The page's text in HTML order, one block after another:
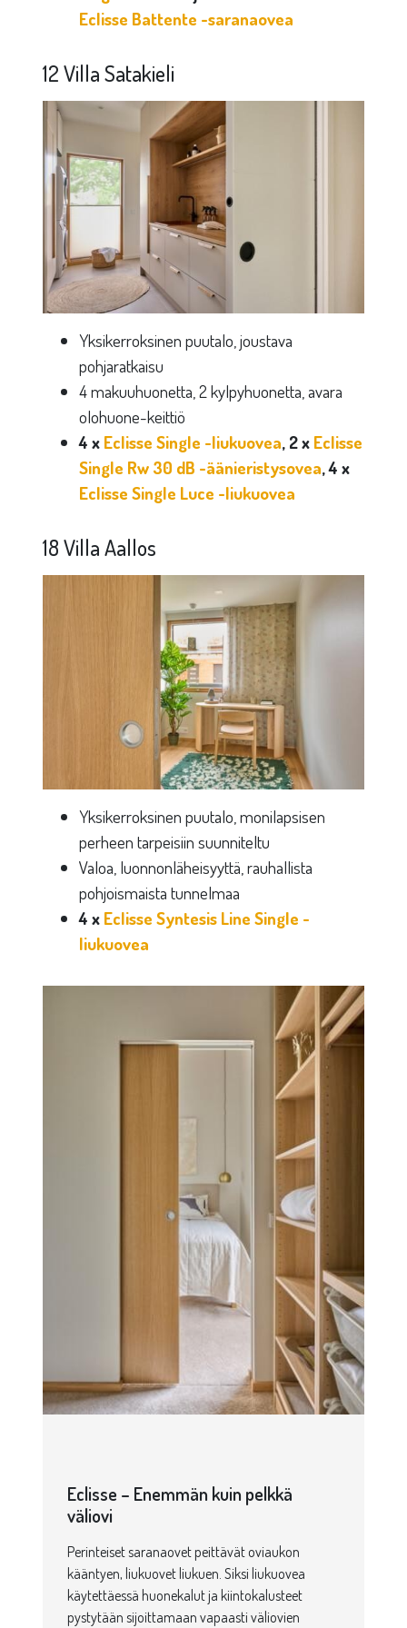
Eclisse Battente -saranaovea
12 Villa Satakieli
Yksikerroksinen puutalo, joustava
pohjaratkaisu
4 makuuhuonetta, 2 kylpyhuonetta, avara
olohuone-keittiö
4 x Eclisse Single -liukuovea, 2 x Eclisse
Single Rw 30 dB -äänieristysovea, 4 x
Eclisse Single Luce -liukuovea
18 Villa Aallos
Yksikerroksinen puutalo, monilapsisen
perheen tarpeisiin suunniteltu
Valoa, luonnonläheisyyttä, rauhallista
pohjoismaista tunnelmaa
4 x Eclisse Syntesis Line Single -
liukuovea
Eclisse – Enemmän kuin pelkkä
väliovi
Perinteiset saranaovet peittävät oviaukon
kääntyen, liukuovet liukuen. Siksi liukuovea
käytettäessä huonekalut ja kiintokalusteet
pystytään sijoittamaan vapaasti väliovien